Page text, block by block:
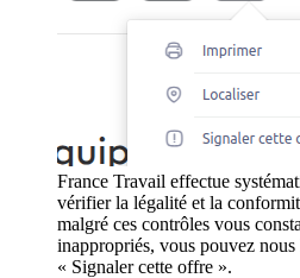
France Travail effectue
vérifier la légalité et la
malgré ces contrôles vous
inappropriés, vous pouvez
« Signaler cette offre ».